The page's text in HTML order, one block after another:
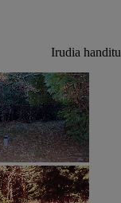
Irudia handitu